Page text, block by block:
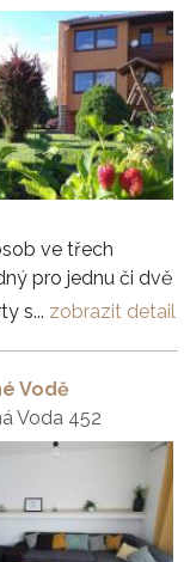
ve třech
pro jednu či dvě
s... zobrazit detail
Vodě
Voda 452